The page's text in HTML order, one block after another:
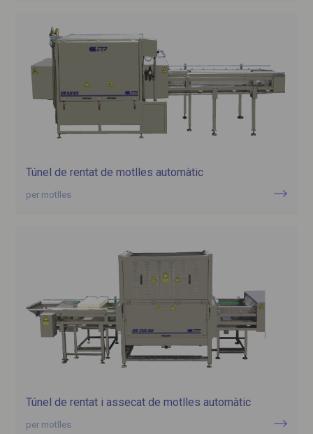
Túnel de rentat de motlles automàtic
per motlles
Túnel de rentat i assecat de motlles automàtic
per motlles